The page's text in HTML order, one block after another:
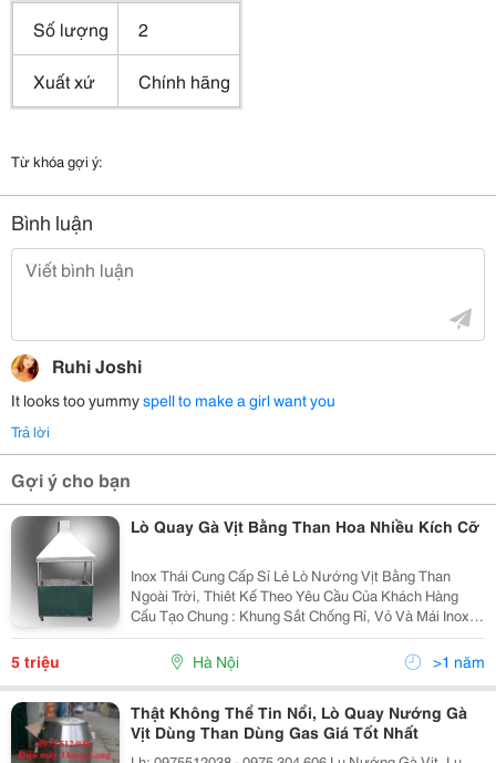
Số lượng 2
Xuất xứ Chính hãng
Từ khóa gợi ý:
Bình luận
Ruhi Joshi
It looks too yummyspell to make a girl want you
Trả lời
Gợi ý cho bạn
Lò Quay Gà Vịt Bằng Than Hoa Nhiều Kích Cỡ
Inox Thái Cung Cấp Sỉ Lẻ Lò Nướng Vịt Bằng Than
Ngoài Trời, Thiêt Kế Theo Yêu Cầu Của Khách Hàng
Cấu Tạo Chung : Khung Sắt Chống Rỉ, Vỏ Và Mái Inox
304 Có Bánh Xe Di Chuyển Chế Độ Quay Xiên Tự Động
5 triệu Hà Nội >1 năm
Thật Không Thể Tin Nổi, Lò Quay Nướng Gà
Vịt Dùng Than Dùng Gas Giá Tốt Nhất